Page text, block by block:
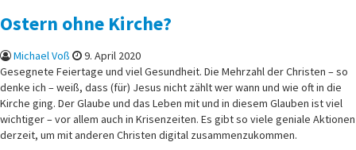
Ostern ohne Kirche?
Michael Voß
9. April 2020
Gesegnete Feiertage und viel Gesundheit. Die Mehrzahl der Christen – so
denke ich – weiß, dass (für) Jesus nicht zählt wer wann und wie oft in die
Kirche ging. Der Glaube und das Leben mit und in diesem Glauben ist viel
wichtiger – vor allem auch in Krisenzeiten. Es gibt so viele geniale Aktionen
derzeit, um mit anderen Christen digital zusammenzukommen.